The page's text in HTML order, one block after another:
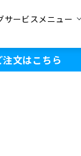
サービスメニュー
注文はこちら